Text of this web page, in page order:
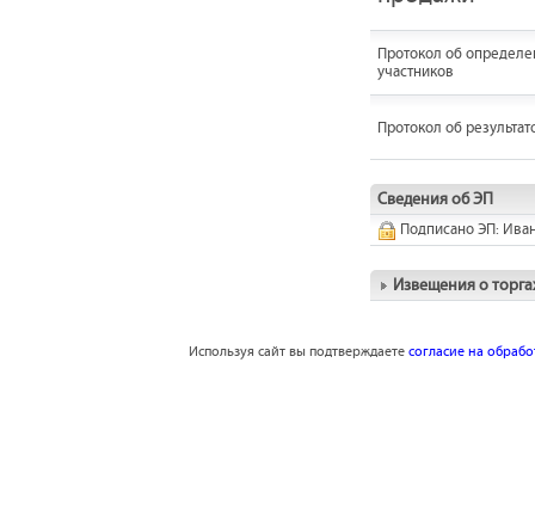
Протокол об
участников
Протокол об
Сведения об ЭП
Подписано ЭП:
Извещения о
Используя сайт вы подтверждаете согласие на